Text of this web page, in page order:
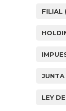
FILIAL
JUNTA
LEY